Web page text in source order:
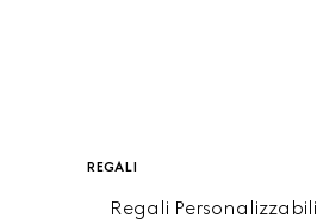
regali
Regali Personalizzabili